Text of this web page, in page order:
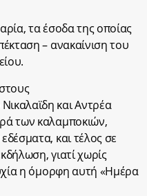
τα έσοδα της οποίας
– ανακαίνιση του
και Αντρέα
των καλαμποκιών,
και τέλος σε
γιατί χωρίς
η όμορφη αυτή «Ημέρα